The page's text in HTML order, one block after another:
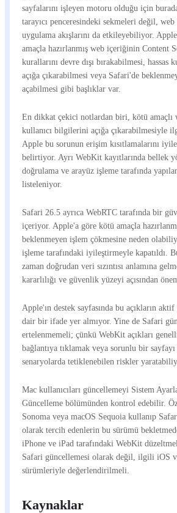
sayfalarını işleyen motoru olduğu için
tarayıcı penceresindeki sekmeleri değil,
uygulama akışlarını da etkileyebiliyor.
amaçla hazırlanmış web içeriğinin Content
kurallarını devre dışı bırakabilmesi, hassas
açığa çıkarabilmesi veya Safari'de
açabilmesi gibi başlıklar var.
En dikkat çekici notlardan biri, kötü amaçlı
kullanıcı bilgilerini açığa çıkarabilmesiyle
Apple bu sorunun erişim kısıtlamalarını
belirtiyor. Ayrı WebKit kayıtlarında bellek
doğrulama ve arayüz işleme tarafında
listeleniyor.
Safari 26.5 ayrıca WebRTC tarafında bir
içeriyor. Apple'a göre kötü amaçla
beklenmeyen işlem çökmesine neden
işleme tarafındaki iyileştirmeyle kapatıldı.
zaman doğrudan veri sızıntısı anlamına
kararlılığı ve güvenlik yüzeyi açısından
Apple'ın destek sayfasında bu açıkların
dair bir ifade yer almıyor. Yine de Safari
ertelenmemeli; çünkü WebKit açıkları
bağlantıya tıklamak veya sorunlu bir
senaryolarda tetiklenebilen riskler
Mac kullanıcıları güncellemeyi Sistem
Güncelleme bölümünden kontrol edebilir.
Sonoma veya macOS Sequoia kullanıp
olarak tercih edenlerin bu sürümü
iPhone ve iPad tarafındaki WebKit
Safari güncellemesi olarak değil, ilgili iOS
sürümleriyle değerlendirilmeli.
Kaynaklar